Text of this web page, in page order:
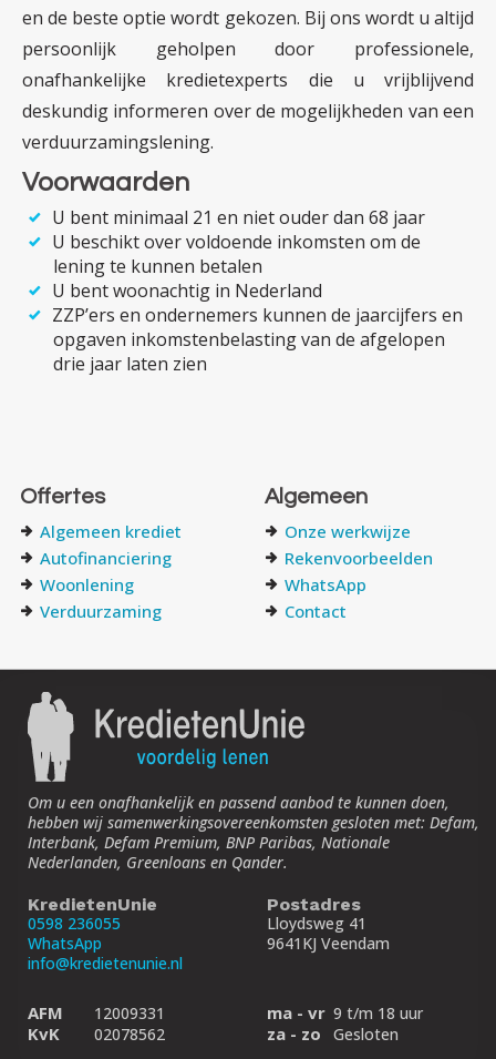
en de beste optie wordt gekozen. Bij ons wordt u altijd
persoonlijk geholpen door professionele,
onafhankelijke krediet­experts die u vrijblijvend
deskundig informeren over de mogelijk­heden van een
verduur­zamings­lening.
Voorwaarden
U bent minimaal 21 en niet ouder dan 68 jaar
U beschikt over voldoende inkomsten om de
lening te kunnen betalen
U bent woonachtig in Nederland
ZZP’ers en ondernemers kunnen de jaarcijfers en
opgaven inkomsten­­belasting van de afgelopen
drie jaar laten zien
Offertes
Algemeen krediet
Autofinanciering
Woonlening
Verduurzaming
Algemeen
Onze werkwijze
Rekenvoorbeelden
WhatsApp
Contact
Om u een onafhankelijk en passend aanbod te kunnen doen,
hebben wij samenwerkings­overeenkomsten gesloten met: Defam,
Interbank, Defam Premium, BNP Paribas, Nationale
Nederlanden, Greenloans en Qander.
KredietenUnie
0598 236055
WhatsApp
info@kredietenunie.nl
Postadres
Lloydsweg 41
9641KJ Veendam
AFM 12009331
KvK 02078562
ma - vr 9 t/m 18 uur
za - zo Gesloten